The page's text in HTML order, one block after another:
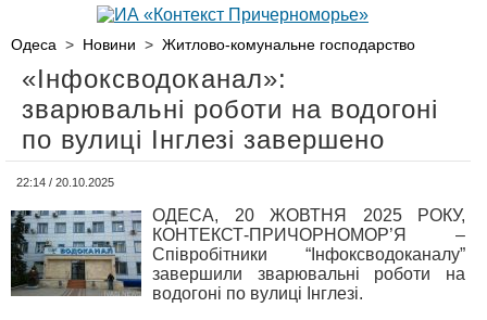
Одеса > Новини > Житлово-комунальне господарство
«Інфоксводоканал»:
зварювальні роботи на водогоні
по вулиці Інглезі завершено
22:14 / 20.10.2025
ОДЕСА, 20 ЖОВТНЯ 2025 РОКУ,
КОНТЕКСТ-ПРИЧОРНОМОР’Я –
Співробітники “Інфоксводоканалу”
завершили зварювальні роботи на
водогоні по вулиці Інглезі.